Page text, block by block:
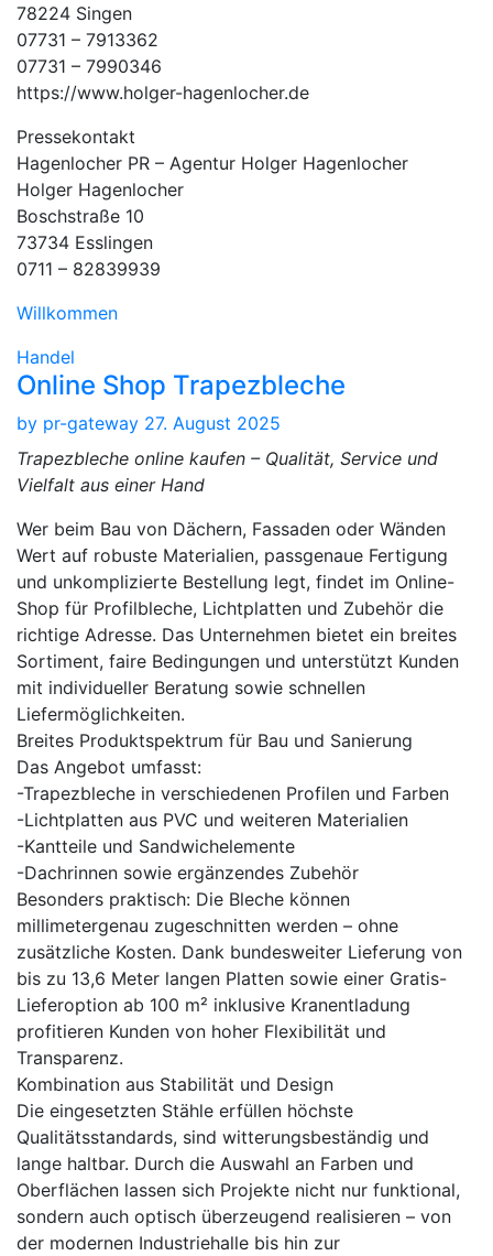
78224 Singen
07731 – 7913362
07731 – 7990346
https://www.holger-hagenlocher.de
Pressekontakt
Hagenlocher PR – Agentur Holger Hagenlocher
Holger Hagenlocher
Boschstraße 10
73734 Esslingen
0711 – 82839939
Willkommen
Handel
Online Shop Trapezbleche
by pr-gateway 27. August 2025
Trapezbleche online kaufen – Qualität, Service und
Vielfalt aus einer Hand
Wer beim Bau von Dächern, Fassaden oder Wänden
Wert auf robuste Materialien, passgenaue Fertigung
und unkomplizierte Bestellung legt, findet im Online-
Shop für Profilbleche, Lichtplatten und Zubehör die
richtige Adresse. Das Unternehmen bietet ein breites
Sortiment, faire Bedingungen und unterstützt Kunden
mit individueller Beratung sowie schnellen
Liefermöglichkeiten.
Breites Produktspektrum für Bau und Sanierung
Das Angebot umfasst:
-Trapezbleche in verschiedenen Profilen und Farben
-Lichtplatten aus PVC und weiteren Materialien
-Kantteile und Sandwichelemente
-Dachrinnen sowie ergänzendes Zubehör
Besonders praktisch: Die Bleche können
millimetergenau zugeschnitten werden – ohne
zusätzliche Kosten. Dank bundesweiter Lieferung von
bis zu 13,6 Meter langen Platten sowie einer Gratis-
Lieferoption ab 100 m² inklusive Kranentladung
profitieren Kunden von hoher Flexibilität und
Transparenz.
Kombination aus Stabilität und Design
Die eingesetzten Stähle erfüllen höchste
Qualitätsstandards, sind witterungsbeständig und
lange haltbar. Durch die Auswahl an Farben und
Oberflächen lassen sich Projekte nicht nur funktional,
sondern auch optisch überzeugend realisieren – von
der modernen Industriehalle bis hin zur